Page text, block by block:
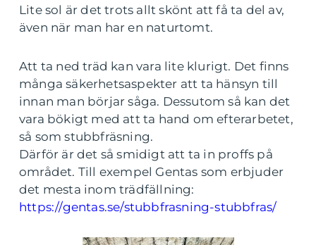
Lite sol är det trots allt skönt att få ta del av,
även när man har en naturtomt.
Att ta ned träd kan vara lite klurigt. Det finns
många säkerhetsaspekter att ta hänsyn till
innan man börjar såga. Dessutom så kan det
vara bökigt med att ta hand om efterarbetet,
så som stubbfräsning.
Därför är det så smidigt att ta in proffs på
området. Till exempel Gentas som erbjuder
det mesta inom trädfällning:
https://gentas.se/stubbfrasning-stubbfras/